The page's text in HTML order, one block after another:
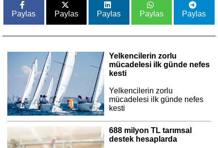
Paylas Paylas Paylas Paylas Paylas
Yelkencilerin zorlu
mücadelesi ilk günde nefes
kesti
Yelkencilerin zorlu
mücadelesi ilk günde nefes
kesti
688 milyon TL tarımsal
destek hesaplarda